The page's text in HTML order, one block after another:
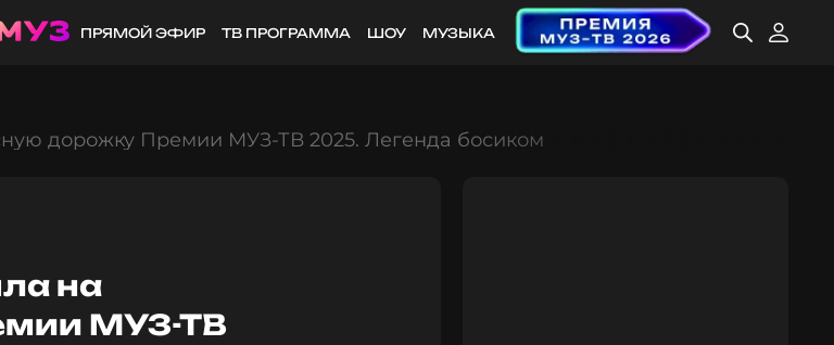
ПРЯМОЙ ЭФИР ТВ ПРОГРАММА ШОУ МУЗЫКА
дорожку Премии МУЗ-ТВ 2025. Легенда босиком
на
МУЗ-ТВ